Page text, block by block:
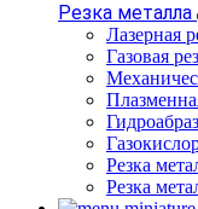
Резка металла
Лазерная
Газовая
Резка
Резка